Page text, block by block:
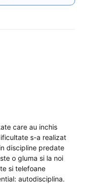
care au inchis
s-a realizat
discipline predate
o gluma si la noi
si telefoane
autodisciplina.